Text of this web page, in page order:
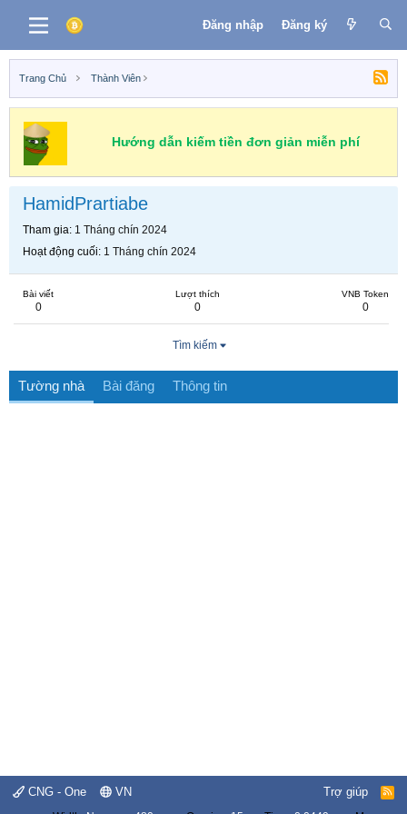
Đăng nhập Đăng ký
Trang Chủ Thành Viên
Hướng dẫn kiếm tiền đơn giản miễn phí
HamidPrartiabe
Tham gia 1 Tháng chín 2024
Hoạt động cuối 1 Tháng chín 2024
Bài viết
0
Lượt thích
0
VNB Token
0
Tìm kiếm
Tường nhà Bài đăng Thông tin
CNG - One VN Trợ giúp
R